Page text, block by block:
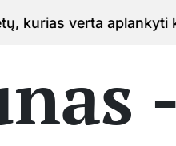
keliaujant po